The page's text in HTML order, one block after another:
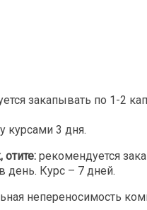
закапывать по 1-2
3 дня.
рекомендуется
день. Курс – 7 дней.
непереносимость